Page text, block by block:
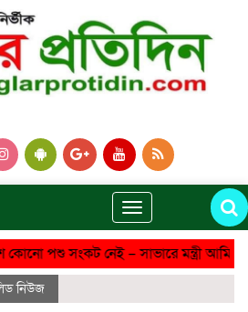
২০২৬, ০৪:৫৫ পূর্বাহ্ন
Toggle
navigation
পশু সংকট নেই – সাভারে মন্ত্রী আমিন উর
নিউজ